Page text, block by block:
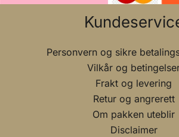
Personvern og sikre
Vilkår og
Frakt og levering
Retur og angrerett
Om pakken uteblir
Disclaimer